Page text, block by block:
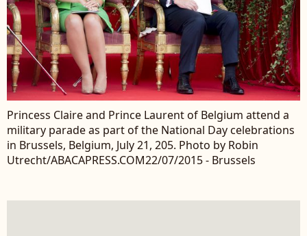
Princess Claire and Prince Laurent of Belgium attend a
military parade as part of the National Day celebrations
in Brussels, Belgium, July 21, 205. Photo by Robin
Utrecht/ABACAPRESS.COM22/07/2015 - Brussels